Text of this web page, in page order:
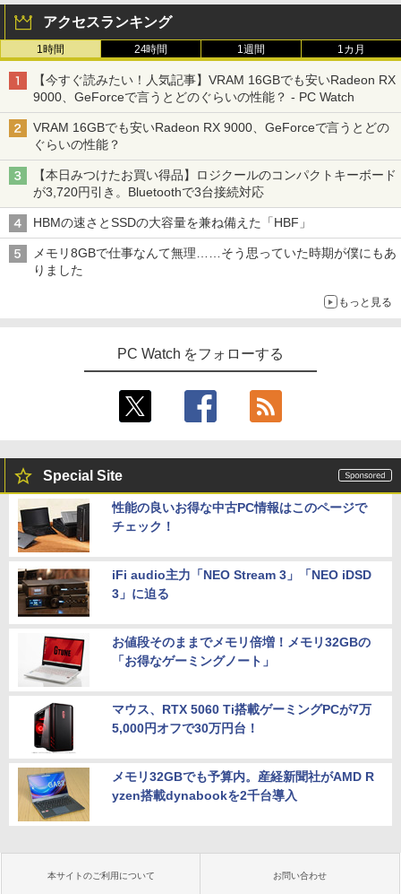
アクセスランキング
1時間 24時間 1週間 1カ月
【今すぐ読みたい！人気記事】VRAM 16GBでも安いRadeon RX
9000、GeForceで言うとどのぐらいの性能？ - PC Watch
VRAM 16GBでも安いRadeon RX 9000、GeForceで言うとどの
ぐらいの性能？
【本日みつけたお買い得品】ロジクールのコンパクトキーボード
が3,720円引き。Bluetoothで3台接続対応
HBMの速さとSSDの大容量を兼ね備えた「HBF」
メモリ8GBで仕事なんて無理……そう思っていた時期が僕にもあ
りました
もっと見る
PC Watch をフォローする
Special Site
性能の良いお得な中古PC情報はこのページで
チェック！
iFi audio主力「NEO Stream 3」「NEO iDSD
3」に迫る
お値段そのままでメモリ倍増！メモリ32GBの
「お得なゲーミングノート」
マウス、RTX 5060 Ti搭載ゲーミングPCが7万
5,000円オフで30万円台！
メモリ32GBでも予算内。産経新聞社がAMD R
yzen搭載dynabookを2千台導入
本サイトのご利用について お問い合わせ